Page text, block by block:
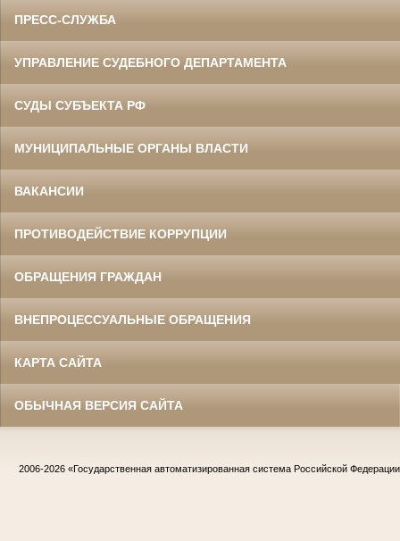
ПРЕСС-СЛУЖБА
УПРАВЛЕНИЕ СУДЕБНОГО ДЕПАРТАМЕНТА
СУДЫ СУБЪЕКТА РФ
МУНИЦИПАЛЬНЫЕ ОРГАНЫ ВЛАСТИ
ВАКАНСИИ
ПРОТИВОДЕЙСТВИЕ КОРРУПЦИИ
ОБРАЩЕНИЯ ГРАЖДАН
ВНЕПРОЦЕССУАЛЬНЫЕ ОБРАЩЕНИЯ
КАРТА САЙТА
ОБЫЧНАЯ ВЕРСИЯ САЙТА
2006-2026 «Государственная автоматизированная система Российской